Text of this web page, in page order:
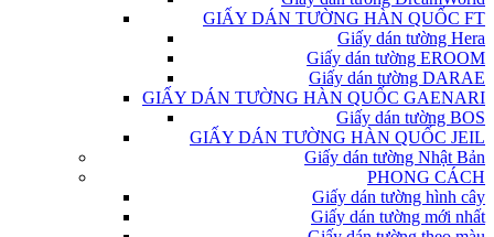
GIẤY DÁN TƯỜNG HÀN QUỐC FT
Giấy dán tường Hera
Giấy dán tường EROOM
Giấy dán tường DARAE
GIẤY DÁN TƯỜNG HÀN QUỐC GAENARI
Giấy dán tường BOS
GIẤY DÁN TƯỜNG HÀN QUỐC JEIL
Giấy dán tường Nhật Bản
PHONG CÁCH
Giấy dán tường hình cây
Giấy dán tường mới nhất